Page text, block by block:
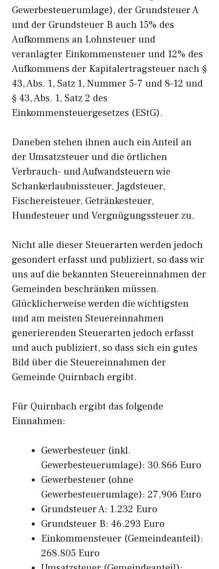
Gewerbesteuerumlage), der Grundsteuer A
und der Grundsteuer B auch 15% des
Aufkommens an Lohnsteuer und
veranlagter Einkommensteuer und 12% des
Aufkommens der Kapitalertragsteuer nach §
43, Abs. 1, Satz 1, Nummer 5-7 und 8-12 und
§ 43, Abs. 1, Satz 2 des
Einkommensteuergesetzes (EStG).
Daneben stehen ihnen auch ein Anteil an
der Umsatzsteuer und die örtlichen
Verbrauch- und Aufwandsteuern wie
Schankerlaubnissteuer, Jagdsteuer,
Fischereisteuer, Getränkesteuer,
Hundesteuer und Vergnügungssteuer zu.
Nicht alle dieser Steuerarten werden jedoch
gesondert erfasst und publiziert, so dass wir
uns auf die bekannten Steuereinnahmen der
Gemeinden beschränken müssen.
Glücklicherweise werden die wichtigsten
und am meisten Steuereinnahmen
generierenden Steuerarten jedoch erfasst
und auch publiziert, so dass sich ein gutes
Bild über die Steuereinnahmen der
Gemeinde Quirnbach ergibt.
Für Quirnbach ergibt das folgende
Einnahmen:
Gewerbesteuer (inkl.
Gewerbesteuerumlage): 30.866 Euro
Gewerbesteuer (ohne
Gewerbesteuerumlage): 27.906 Euro
Grundsteuer A: 1.232 Euro
Grundsteuer B: 46.293 Euro
Einkommensteuer (Gemeindeanteil):
268.805 Euro